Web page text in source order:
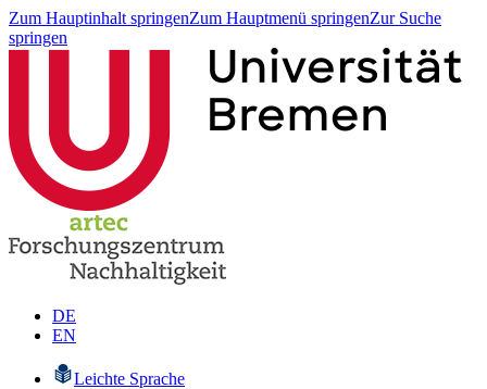
Zum Hauptinhalt springenZum Hauptmenü springenZur Suche
springen
DE
EN
Leichte Sprache